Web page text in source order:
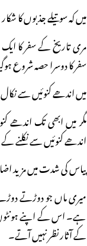
میں کہ سوتیلے جذبوں کا
مری تاریخ کے سفر کا
سفر کا دوسرا حصہ شروع
میں اندھے کنوئیں سے
مگر میں ابھی تک اندھے
اندھے کنوئیں سے نکلنے
پیاس کی شدت میں مزید
میری ماں جو دوڑتے
ہے۔ اس کے اپنے ہونٹوں
کے آثار نظر نہیں آتے۔